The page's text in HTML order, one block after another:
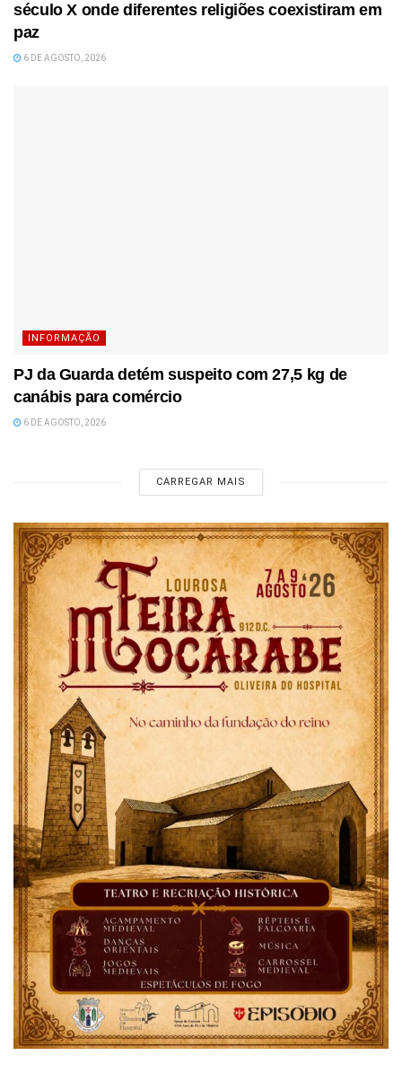
século X onde diferentes religiões coexistiram em
paz
6 DE AGOSTO, 2026
INFORMAÇÃO
PJ da Guarda detém suspeito com 27,5 kg de
canábis para comércio
6 DE AGOSTO, 2026
CARREGAR MAIS